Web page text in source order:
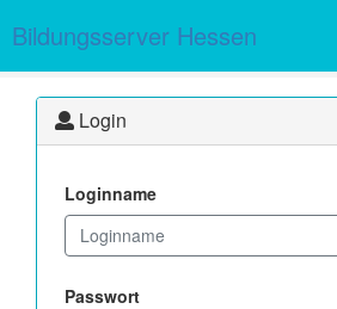
Bildungsserver Hessen
Login
Loginname
Passwort